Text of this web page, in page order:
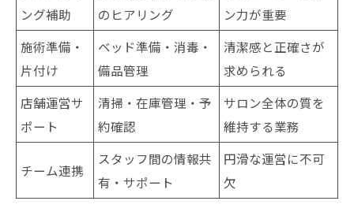
ング補助
のヒアリング
ン力が重要
施術準備・
片付け
ベッド準備・消毒・
備品管理
清潔感と正確さが
求められる
店舗運営サ
ポート
清掃・在庫管理・予
約確認
サロン全体の質を
維持する業務
チーム連携
スタッフ間の情報共
有・サポート
円滑な運営に不可
欠